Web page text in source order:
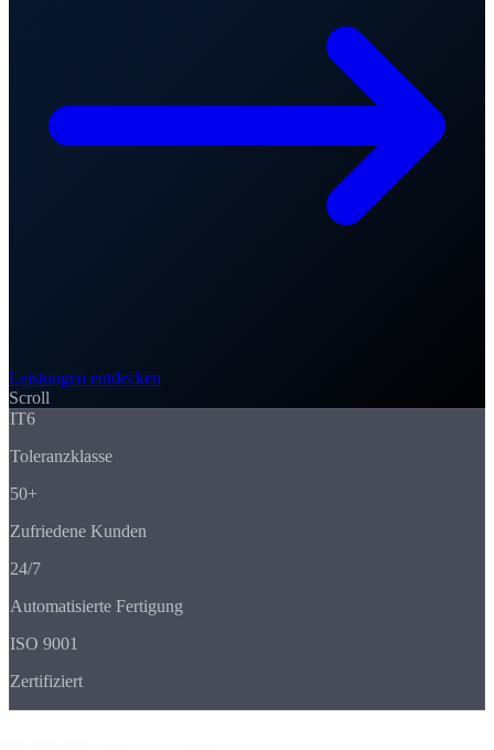
Leistungen entdecken
Scroll
IT6
Toleranzklasse
50+
Zufriedene Kunden
24/7
Automatisierte Fertigung
ISO 9001
Zertifiziert